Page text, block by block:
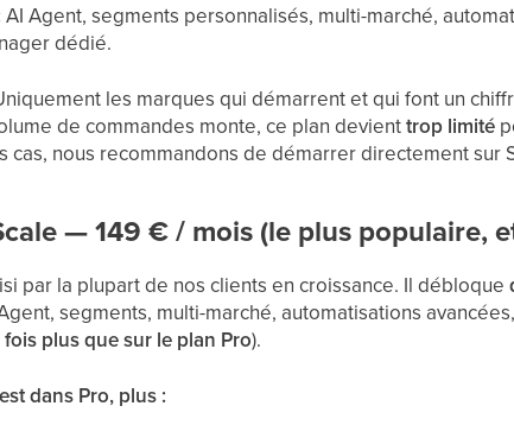
AI Agent, segments personnalisés, multi-marché,
dédié.
les marques qui démarrent et qui font un
de commandes monte, ce plan devienttrop limité
cas, nous recommandons de démarrer directement sur
— 149 € / mois (le plus populaire,
par la plupart de nos clients en croissance. Il débloque
segments, multi-marché, automatisations
plus que sur le plan Pro).
dans Pro, plus :